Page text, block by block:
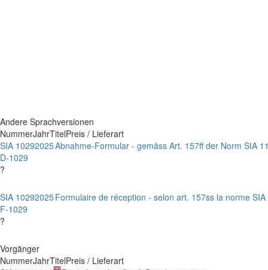
Andere Sprachversionen
NummerJahrTitelPreis / Lieferart
SIA 1029
D-1029
?
2025Abnahme-Formular - gemäss Art. 157ff der Norm SIA
SIA 1029
F-1029
?
2025Formulaire de réception - selon art. 157ss la norme SIA
Vorgänger
NummerJahrTitelPreis / Lieferart